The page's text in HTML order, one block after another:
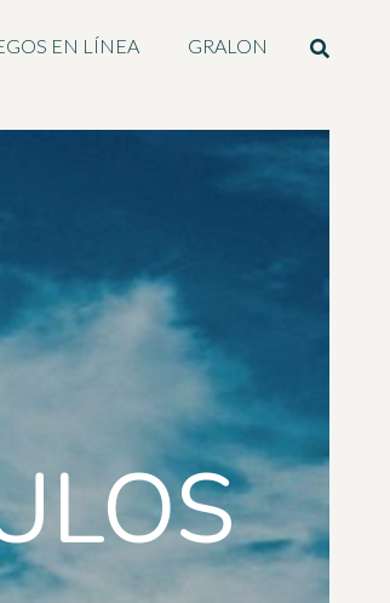
EN LÍNEA GRALON